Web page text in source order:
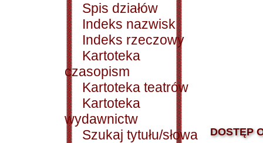
Spis działów
Indeks nazwisk
Indeks rzeczowy
Kartoteka
czasopism
Kartoteka teatrów
Kartoteka
wydawnictw
Szukaj tytułu/słowa
DOSTĘP